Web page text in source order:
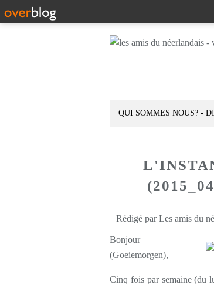
QUI SOMMES NOUS? -
Rédigé par Les amis du
Bonjour
(Goeiemorgen),
Cinq fois par semaine (du